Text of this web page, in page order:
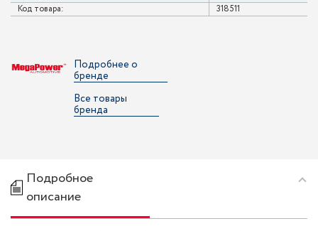
Код товара:
318511
Подробнее о
бренде
Все товары
бренда
Подробное
описание